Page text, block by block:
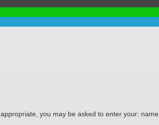
you may be asked to enter your: